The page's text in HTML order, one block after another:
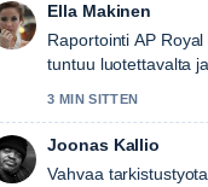
Ella Makinen
Raportointi AP
tuntuu luotettavalta
3 MIN SITTEN
Joonas Kallio
Vahvaa